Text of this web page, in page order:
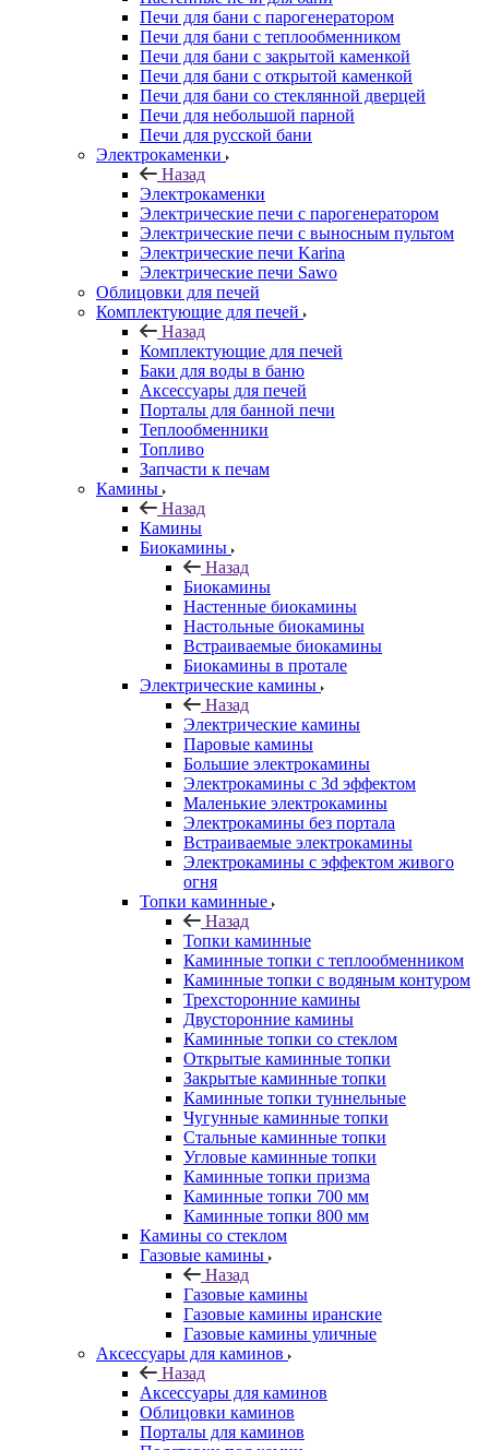
Печи для бани с парогенератором
Печи для бани с теплообменником
Печи для бани с закрытой каменкой
Печи для бани с открытой каменкой
Печи для бани со стеклянной дверцей
Печи для небольшой парной
Печи для русской бани
Электрокаменки
Назад
Электрокаменки
Электрические печи с парогенератором
Электрические печи с выносным пультом
Электрические печи Karina
Электрические печи Sawo
Облицовки для печей
Комплектующие для печей
Назад
Комплектующие для печей
Баки для воды в баню
Аксессуары для печей
Порталы для банной печи
Теплообменники
Топливо
Запчасти к печам
Камины
Назад
Камины
Биокамины
Назад
Биокамины
Настенные биокамины
Настольные биокамины
Встраиваемые биокамины
Биокамины в протале
Электрические камины
Назад
Электрические камины
Паровые камины
Большие электрокамины
Электрокамины с 3d эффектом
Маленькие электрокамины
Электрокамины без портала
Встраиваемые электрокамины
Электрокамины с эффектом живого
огня
Топки каминные
Назад
Топки каминные
Каминные топки с теплообменником
Каминные топки с водяным контуром
Трехсторонние камины
Двусторонние камины
Каминные топки со стеклом
Открытые каминные топки
Закрытые каминные топки
Каминные топки туннельные
Чугунные каминные топки
Стальные каминные топки
Угловые каминные топки
Каминные топки призма
Каминные топки 700 мм
Каминные топки 800 мм
Камины со стеклом
Газовые камины
Назад
Газовые камины
Газовые камины иранские
Газовые камины уличные
Аксессуары для каминов
Назад
Аксессуары для каминов
Облицовки каминов
Порталы для каминов